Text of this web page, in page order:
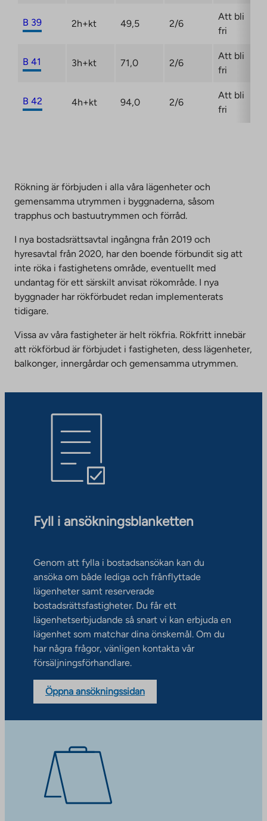
B 39 2h+kt 49,5 2/6
Att bli
fri
B 41 3h+kt 71,0 2/6
Att bli
fri
B 42 4h+kt 94,0 2/6
Att bli
fri
Rökning är förbjuden i alla våra lägenheter och
gemensamma utrymmen i byggnaderna, såsom
trapphus och bastuutrymmen och förråd.
I nya bostadsrättsavtal ingångna från 2019 och
hyresavtal från 2020, har den boende förbundit sig att
inte röka i fastighetens område, eventuellt med
undantag för ett särskilt anvisat rökområde. I nya
byggnader har rökförbudet redan implementerats
tidigare.
Vissa av våra fastigheter är helt rökfria. Rökfritt innebär
att rökförbud är förbjudet i fastigheten, dess lägenheter,
balkonger, innergårdar och gemensamma utrymmen.
Fyll i ansökningsblanketten
Genom att fylla i bostadsansökan kan du
ansöka om både lediga och frånflyttade
lägenheter samt reserverade
bostadsrättsfastigheter. Du får ett
lägenhetserbjudande så snart vi kan erbjuda en
lägenhet som matchar dina önskemål. Om du
har några frågor, vänligen kontakta vår
försäljningsförhandlare.
Öppna ansökningssidan